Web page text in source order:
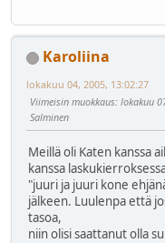
Karoliina
lokakuu 04, 2005, 13:02:27
Viimeisin muokkaus: lokakuu
Salminen
Meillä oli Katen kanssa
kanssa
"juuri ja juuri kone
jälkeen. Luulenpa että
tasoa,
niin olisi saattanut olla